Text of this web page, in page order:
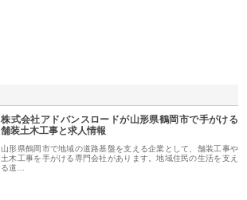
株式会社アドバンスロードが山形県鶴岡市で手がける
舗装土木工事と求人情報
山形県鶴岡市で地域の道路基盤を支える企業として、舗装工事や
土木工事を手がける専門会社があります。地域住民の生活を支え
る道…